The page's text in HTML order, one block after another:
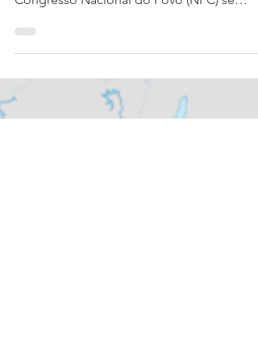
Duas Sessões da China
2025: Prioridades e